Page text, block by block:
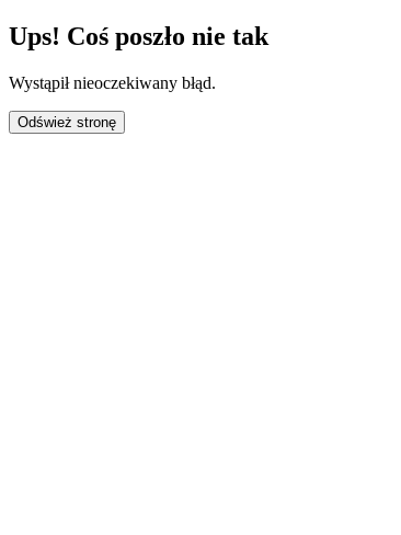
Ups! Coś poszło nie tak
Wystąpił nieoczekiwany błąd.
Odśwież stronę